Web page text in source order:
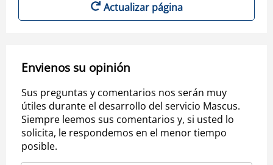
Actualizar página
Envienos su opinión
Sus preguntas y comentarios nos serán muy
útiles durante el desarrollo del servicio Mascus.
Siempre leemos sus comentarios y, si usted lo
solicita, le respondemos en el menor tiempo
posible.